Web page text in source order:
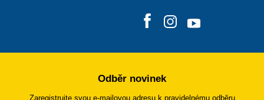
Odběr novinek
Zaregistrujte svou e-mailovou adresu k pravidelnému odběru